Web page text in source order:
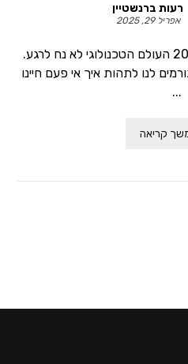
רעות ברנשטיין
אפריל 29, 2025
הטרנדים הטכנולוגיים של 2025 העולם הטכנולוגי לא נח לרגע.
לנו לתהות איך אי פעם חיינו
...
קריאה